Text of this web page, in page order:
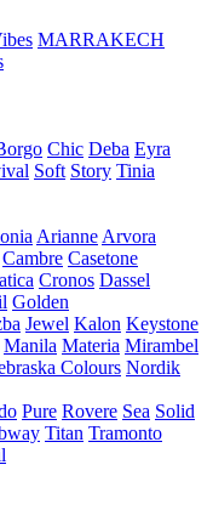
MARRAKECH
Chic Deba Eyra
Soft Story Tinia
Arianne Arvora
Cambre Casetone
Cronos Dassel
Golden
Jewel Kalon Keystone
Manila Materia Mirambel
Colours Nordik
Pure Rovere Sea Solid
Titan Tramonto